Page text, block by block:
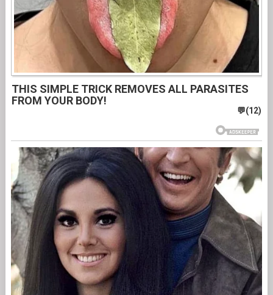
THIS SIMPLE TRICK REMOVES ALL PARASITES
FROM YOUR BODY!